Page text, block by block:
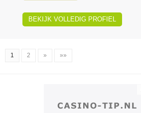
BEKIJK VOLLEDIG PROFIEL
1 2 » »»